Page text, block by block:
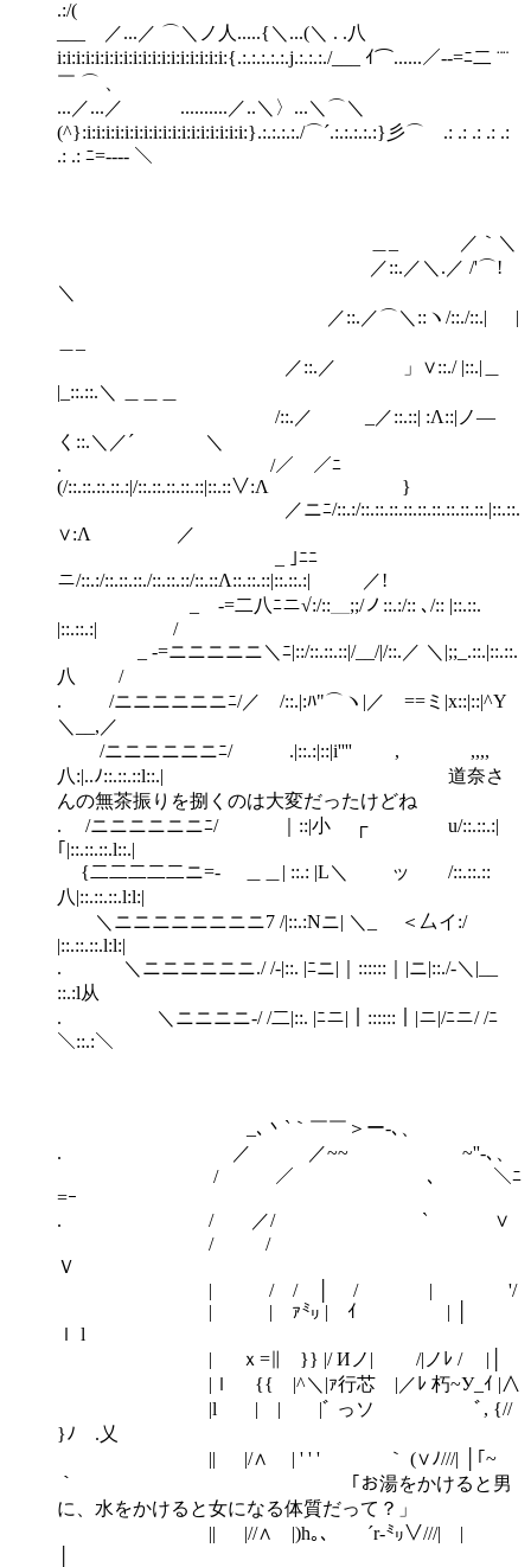
.:/(
___ ／...／ ⌒＼ノ人.....{＼...(＼ . .八
i:i:i:i:i:i:i:i:i:i:i:i:i:i:i:i:i:i:{.:.:.:.:.:.j.:.:.:./___ ｲ⌒......／--=ﾆ二 ¨¨
￣ ⌒ 、
...／...／ ..........／..＼〉...＼⌒＼
(^}:i:i:i:i:i:i:i:i:i:i:i:i:i:i:i:i:i:}.:.:.:.:./⌒´.:.:.:.:.:}彡⌒ .: .: .: .: .:
.: .: ﾆ=---- ＼
＿_ ／｀＼
／::.／＼.／ /'⌒!
＼
／::.／⌒＼::ヽ/::./::.| |
／::.／ 」∨::./ |::.|＿
|_::.::.＼ ＿＿＿
/::.／ _／::.::| :Λ::|ノ―
く::.＼／´ ＼
. /／ ／ﾆ
(/::.::.::.::.:|/::.::.::.::.::|::.::∨:Λ }
／ニﾆ/::.:/::.::.::.::.::.::.::.::.::.|::.::.
∨:Λ ／
_ ｣ﾆﾆ
ニ/::.:/::.::.::./::.::.::/::.::Λ::.::.::|::.::.:| ／!
_ -=二八ﾆニ√:/::＿;;/ノ::.:/:: ､/:: |::.::.
|::.::.:| /
_ -=ニニニニニ＼ﾆ|::/::.::.::|/__/|/::.／ ＼|;;_.::.|::.::.
八 /
. /ニニニニニニﾆ/／ /::.|:ﾊ"⌒ヽ|／ ==ミ|x::|::|^Y
＼__,／
/ニニニニニニﾆ/ .|::.:|::|i'''' , ,,,,
八:|..ﾉ::.::.::l::.| 道奈さ
んの無茶振りを捌くのは大変だったけどね
. /ニニニニニニﾆ/ ｜::|小 ┌ u/::.::.:|
｢|::.::.::.l::.|
{二二二二二ニ=- ＿＿| ::.: |L＼ ゝ ッ /::.::.::
八|::.::.::.l:l:|
＼ニニニニニニニニ7 /|::.:Νニ| ＼_ ＜厶イ:/
|::.::.::.l:l:|
. ＼ニニニニニニ./ /-|::. |ﾆニ|｜::::::｜|ニ|::./-＼|__
::.:l从
. ＼ニニニニ-/ /二|::. |ﾆニ|｜::::::｜|ニ|/ﾆニ/ /ﾆ
＼::.:＼
_､丶`｀￣￣＞ー-､、
. ／ ／~~ ~''-､、
/ ／ ､ ＼ﾆ
=ｰ
. / ／/ ` ∨
/ /
Ｖ
| / / │ / | '/
| | ｧ㍉ | ｲ | │
ｌ l
| ｘ=∥ }} |/ Иノ| /|ノﾚ / |│
|ｌ {{ |^＼|ｧ行芯 |／ﾚ 朽~У_ｲ |∧
|l |ゝ| |ﾞ っソ ゞﾞ, {//
}ﾉ .乂
|| |/∧ | ' ' ' ｀ (∨ﾉ///| │｢~
｀ 「お湯をかけると男
に、水をかけると女になる体質だって？」
|| |//∧ |)h｡、 ´r‐㍉∨///| |